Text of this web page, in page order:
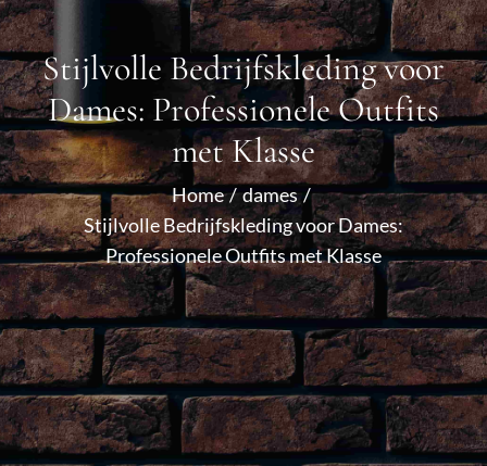
Stijlvolle Bedrijfskleding voor
Dames: Professionele Outfits
met Klasse
Home
dames
Stijlvolle Bedrijfskleding voor Dames:
Professionele Outfits met Klasse